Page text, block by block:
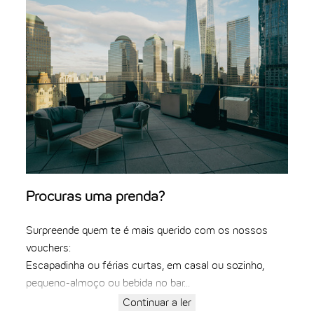
THE CLOUD ONE VIENA-STAATSOPER
THE CLOUD ONE EM LISBOA
Procuras uma prenda?
Surpreende quem te é mais querido com os nossos
vouchers:
Escapadinha ou férias curtas, em casal ou sozinho,
pequeno-almoço ou bebida no bar...
Continuar a ler